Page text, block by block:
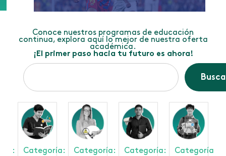
Conoce nuestros programas de educación
continua, explora aquí lo mejor de nuestra oferta
académica.
¡El primer paso hacia tu futuro es ahora!
Categoría:
Categoría:
Categoría:
Categoría: